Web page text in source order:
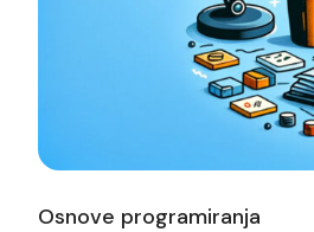
Osnove programiranja